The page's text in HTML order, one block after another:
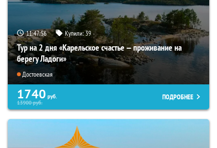
11:47:55 Купили:39
Тур на 2 дня «Карельское счастье — проживание на
берегу Ладоги»
Достоевская
1740 руб.
13900руб.
ПОДРОБНЕЕ